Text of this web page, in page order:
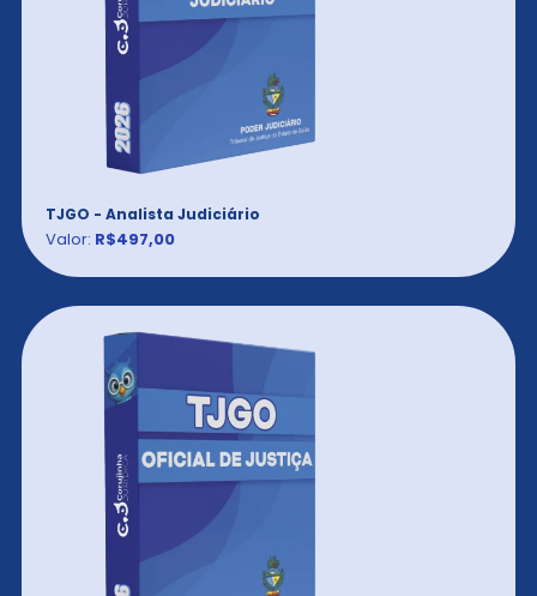
TJGO - Analista Judiciário
Valor: R$497,00